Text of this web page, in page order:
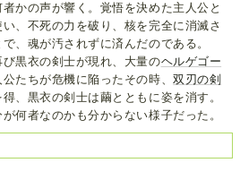
かの声が響く。覚悟を決めた主人公と
、不死の力を破り、核を完全に消滅さ
、魂が汚されずに済んだのである。
黒衣の剣士が現れ、大量のヘルゲゴー
たちが危機に陥ったその時、双刃の剣
、黒衣の剣士は繭とともに姿を消す。
何者なのかも分からない様子だった。